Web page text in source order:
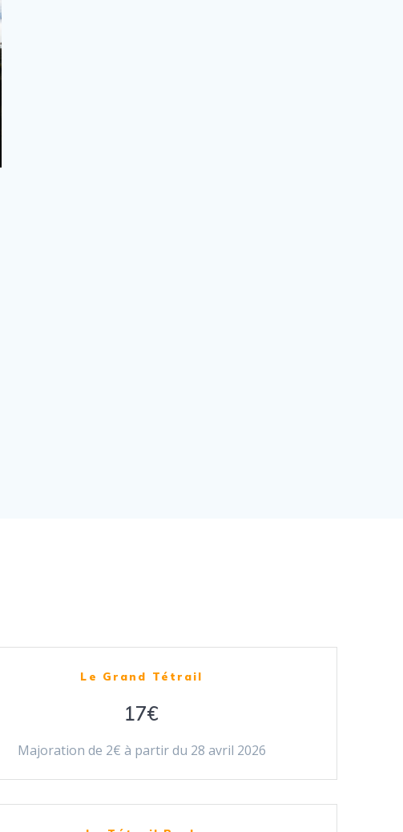
Le Grand Tétrail
17€
Majoration de 2€ à partir du 28 avril 2026